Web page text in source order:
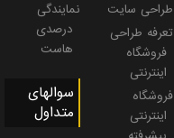
طراحی سایت
تعرفه طراحی
فروشگاه
اینترنتی
فروشگاه
اینترنتی
نمایندگی
درصدی
هاست
سوالهای
متداول